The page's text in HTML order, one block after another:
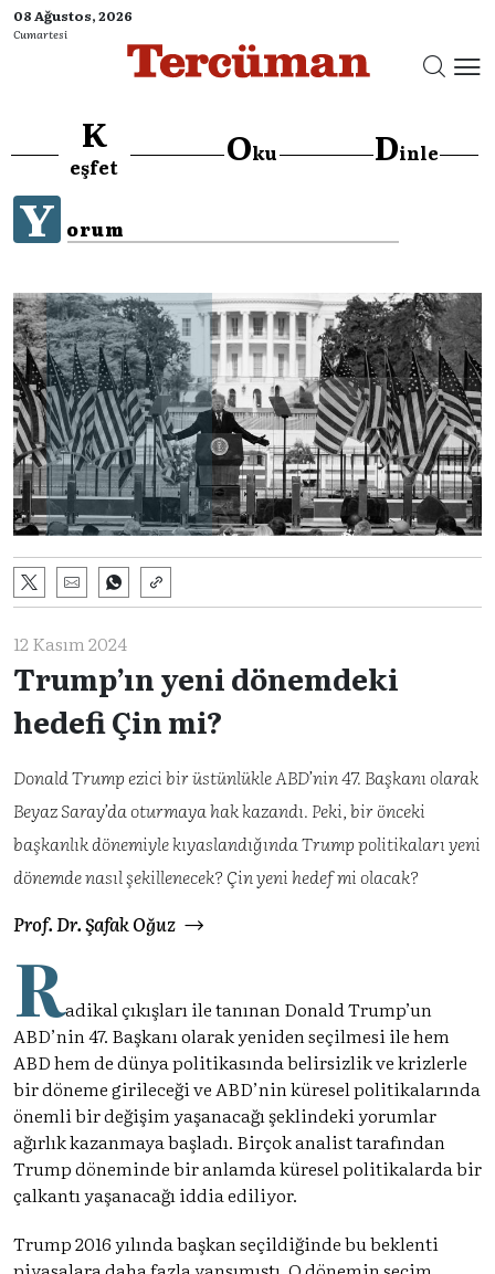
08 Ağustos, 2026
Cumartesi
K
eşfet Oku Dinle
Y orum
12 Kasım 2024
Trump’ın yeni dönemdeki
hedefi Çin mi?
Donald Trump ezici bir üstünlükle ABD’nin 47. Başkanı olarak
Beyaz Saray’da oturmaya hak kazandı. Peki, bir önceki
başkanlık dönemiyle kıyaslandığında Trump politikaları yeni
dönemde nasıl şekillenecek? Çin yeni hedef mi olacak?
Prof. Dr. Şafak Oğuz
Radikal çıkışları ile tanınan Donald Trump’un
ABD’nin 47. Başkanı olarak yeniden seçilmesi ile hem
ABD hem de dünya politikasında belirsizlik ve krizlerle
bir döneme girileceği ve ABD’nin küresel politikalarında
önemli bir değişim yaşanacağı şeklindeki yorumlar
ağırlık kazanmaya başladı. Birçok analist tarafından
Trump döneminde bir anlamda küresel politikalarda bir
çalkantı yaşanacağı iddia ediliyor.
Trump 2016 yılında başkan seçildiğinde bu beklenti